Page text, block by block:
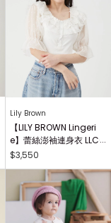
Lily Brown
【LILY BROWN Lingeri
e】蕾絲澎袖連身衣 LLCO
262503
$3,550